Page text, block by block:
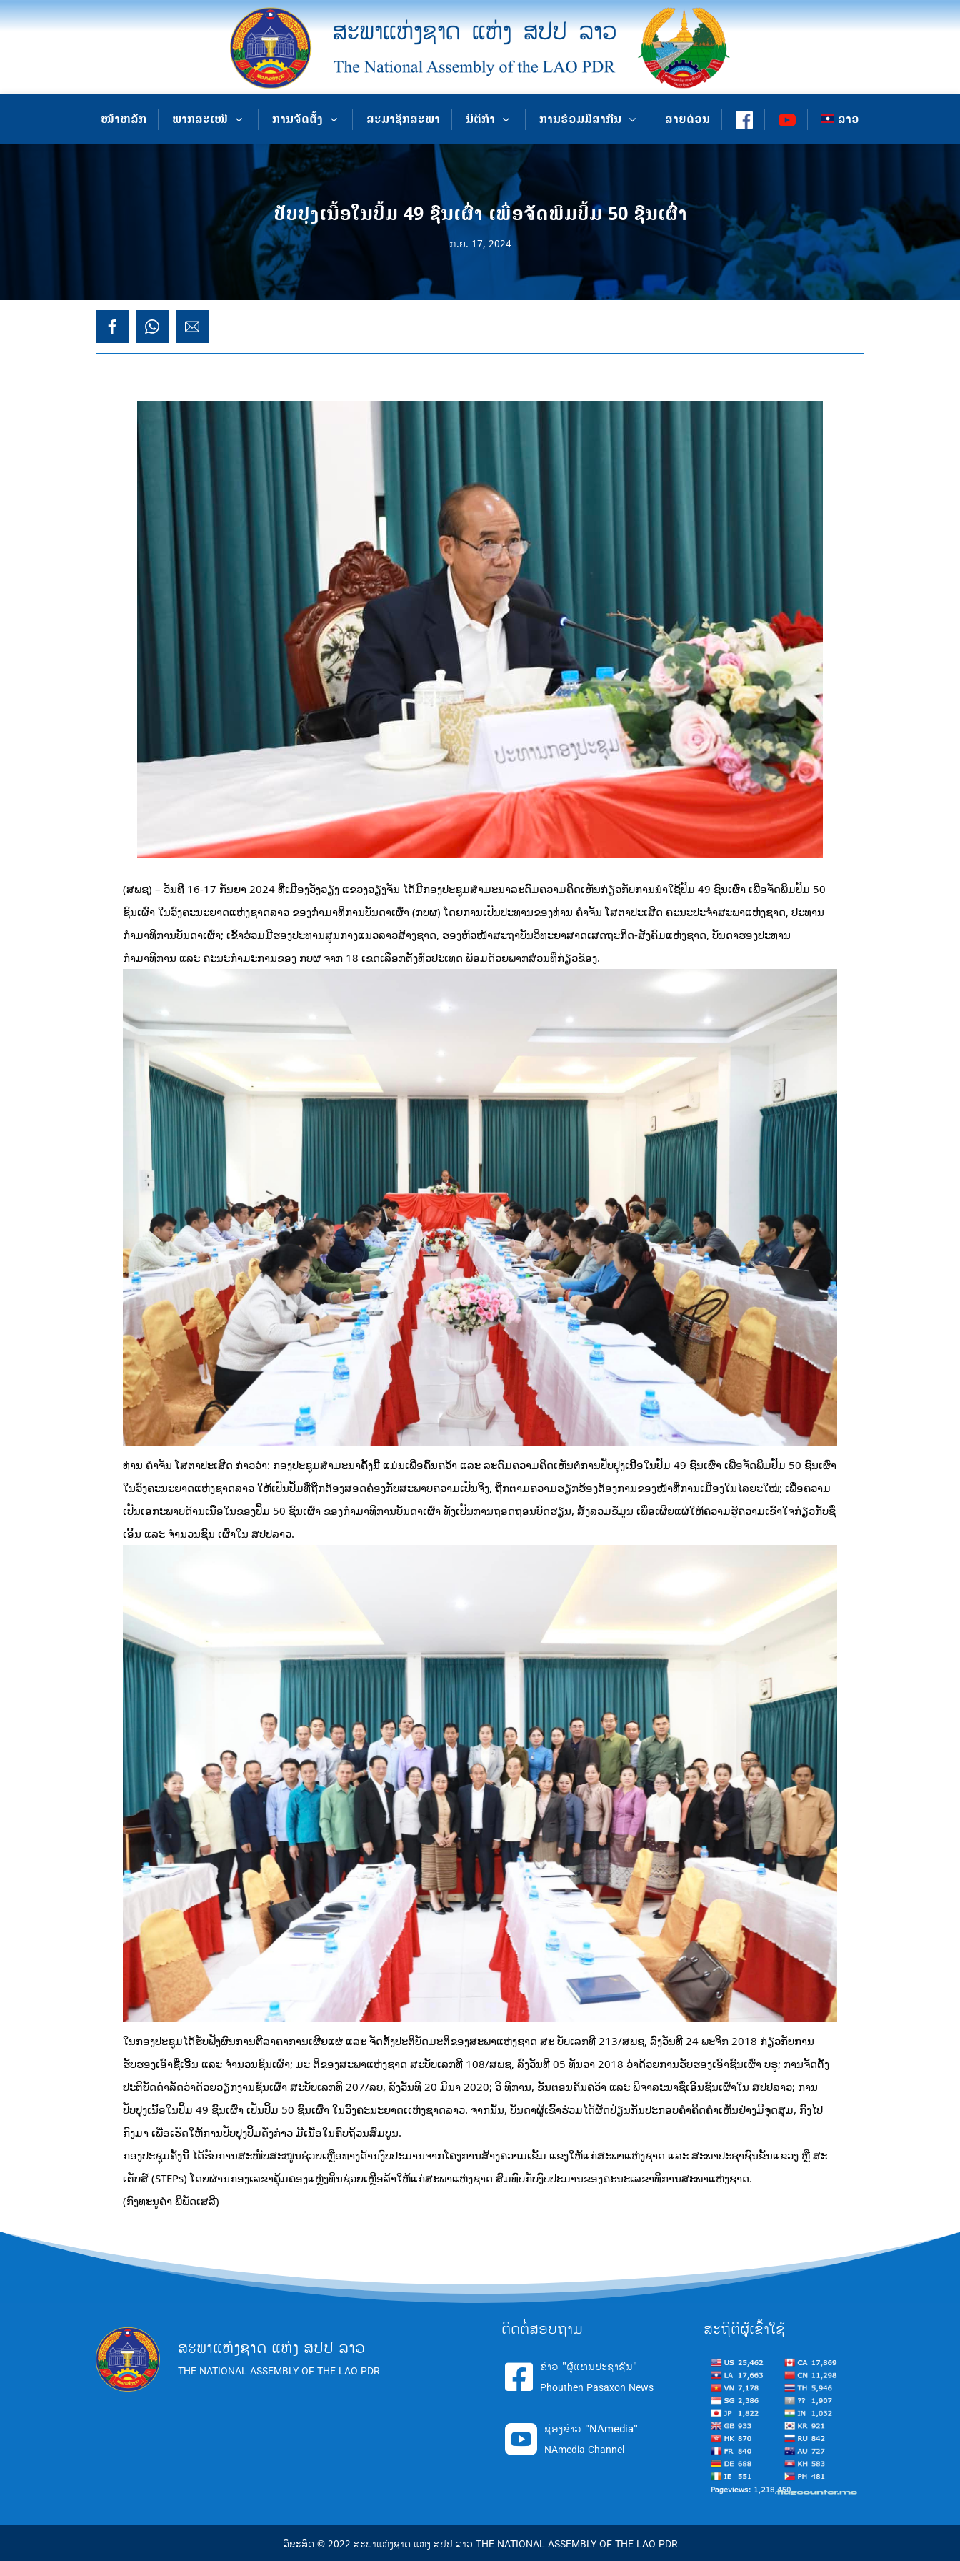
ໜ້າຫລັກ ພາກສະເໜີ ການຈັດຕັ້ງ ສະມາຊິກສະພາ ນິຕິກຳ ການຮ່ວມມືສາກົນ ສາຍດ່ວນ ລາວ
ປັບປຸງເນື້ອໃນປຶ້ມ 49 ຊົນເຜົ່າ ເພື່ອຈັດພິມປຶ້ມ 50 ຊົນເຜົ່າ
ກ.ຍ. 17, 2024
(ສພຊ) – ວັນທີ 16-17 ກັນຍາ 2024 ທີ່ເມືອງວັງວຽງ ແຂວງວຽງຈັນ ໄດ້ມີກອງປະຊຸມສຳມະນາລະດົມຄວາມຄິດເຫັນກ່ຽວກັບການນຳໃຊ້ປຶ້ມ 49 ຊົນເຜົ່າ ເພື່ອຈັດພິມປຶ້ມ 50
ຊົນເຜົ່າ ໃນວົງຄະນະຍາດແຫ່ງຊາດລາວ ຂອງກໍາມາທິການບັນດາເຜົ່າ (ກບຜ) ໂດຍການເປັນປະທານຂອງທ່ານ ຄຳຈັນ ໂສຕາປະເສີດ ຄະນະປະຈຳສະພາແຫ່ງຊາດ, ປະທານ
ກຳມາທິການບັນດາເຜົ່າ; ເຂົ້າຮ່ວມມີຮອງປະທານສູນກາງແນວລາວສ້າງຊາດ, ຮອງຫົວໜ້າສະຖາບັນວິທະຍາສາດເສດຖະກິດ-ສັງຄົມແຫ່ງຊາດ, ບັນດາຮອງປະທານ
ກຳມາທິການ ແລະ ຄະນະກຳມະການຂອງ ກບຜ ຈາກ 18 ເຂດເລືອກຕັ້ງທົ່ວປະເທດ ພ້ອມດ້ວຍພາກສ່ວນທີ່ກ່ຽວຂ້ອງ.
ທ່ານ ຄຳຈັນ ໂສຕາປະເສີດ ກ່າວວ່າ: ກອງປະຊຸມສຳມະນາຄັ້ງນີ້ ແມ່ນເພື່ອຄົ້ນຄວ້າ ແລະ ລະດົມຄວາມຄິດເຫັນຕໍ່ການປັບປຸງເນື້ອໃນປຶ້ມ 49 ຊົນເຜົ່າ ເພື່ອຈັດພິມປຶ້ມ 50 ຊົນເຜົ່າ
ໃນວົງຄະນະຍາດແຫ່ງຊາດລາວ ໃຫ້ເປັນປຶ້ມທີ່ຖືກຕ້ອງສອດຄ່ອງກັບສະພາບຄວາມເປັນຈິງ, ຖືກຕາມຄວາມຮຽກຮ້ອງຕ້ອງການຂອງໜ້າທີ່ການເມືອງໃນໄລຍະໃໝ່; ເພື່ອຄວາມ
ເປັນເອກະພາບດ້ານເນື້ອໃນຂອງປຶ້ມ 50 ຊົນເຜົ່າ ຂອງກຳມາທິການບັນດາເຜົ່າ ທັງເປັນການຖອດຖອນບົດຮຽນ, ສັງລວມຂໍ້ມູນ ເພື່ອເຜີຍແຜ່ໃຫ້ຄວາມຮູ້ຄວາມເຂົ້າໃຈກ່ຽວກັບຊື່
ເອີ້ນ ແລະ ຈໍານວນຊົນ ເຜົ່າໃນ ສປປລາວ.
ໃນກອງປະຊຸມໄດ້ຮັບຟັງຜົນການຕີລາຄາການເຜີຍແຜ່ ແລະ ຈັດຕັ້ງປະຕິບັດມະຕິຂອງສະພາແຫ່ງຊາດ ສະ ບັບເລກທີ 213/ສພຊ, ລົງວັນທີ 24 ພະຈິກ 2018 ກ່ຽວກັບການ
ຮັບຮອງເອົາຊື່ເອີ້ນ ແລະ ຈຳນວນຊົນເຜົ່າ; ມະ ຕິຂອງສະພາແຫ່ງຊາດ ສະບັບເລກທີ 108/ສພຊ, ລົງວັນທີ 05 ທັນວາ 2018 ວ່າດ້ວຍການຮັບຮອງເອົາຊົນເຜົ່າ ບຣູ; ການຈັດຕັ້ງ
ປະຕິບັດດຳລັດວ່າດ້ວຍວຽກງານຊົນເຜົ່າ ສະບັບເລກທີ 207/ລບ, ລົງວັນທີ 20 ມີນາ 2020; ວິ ທີການ, ຂັ້ນຕອນຄົ້ນຄວ້າ ແລະ ພິຈາລະນາຊື່ເອີ້ນຊົນເຜົ່າໃນ ສປປລາວ; ການ
ປັບປຸງເນື້ອໃນປຶ້ມ 49 ຊົນເຜົ່າ ເປັນປຶ້ມ 50 ຊົນເຜົ່າ ໃນວົງຄະນະຍາດເເຫ່ງຊາດລາວ. ຈາກນັ້ນ, ບັນດາຜູ້ເຂົ້າຮ່ວມໄດ້ຜັດປ່ຽນກັນປະກອບຄຳຄິດຄຳເຫັນຢ່າງມີຈຸດສຸມ, ກົງໄປ
ກົງມາ ເພື່ອເຮັດໃຫ້ການປັບປຸງປຶ້ມດັ່ງກ່າວ ມີເນື້ອໃນຄົບຖ້ວນສົມບູນ.
ກອງປະຊຸມຄັ້ງນີ້ ໄດ້ຮັບການສະໜັບສະໜູນຊ່ວຍເຫຼືອທາງດ້ານງົບປະມານຈາກໂຄງການສ້າງຄວາມເຂັ້ມ ແຂງໃຫ້ແກ່ສະພາແຫ່ງຊາດ ແລະ ສະພາປະຊາຊົນຂັ້ນແຂວງ ຫຼື ສະ
ເຕັບສ໌ (STEPs) ໂດຍຜ່ານກອງເລຂາຄຸ້ມຄອງແຫຼ່ງທຶນຊ່ວຍເຫຼືອລ້າໃຫ້ແກ່ສະພາແຫ່ງຊາດ ສົມທົບກັບງົບປະມານຂອງຄະນະ​ເລຂາທິການ​ສະພາ​ແຫ່ງ​ຊາດ.
(ກົງທະນູຄໍາ ພິພັດເສລີ)
ສະພາແຫ່ງຊາດ ແຫ່ງ ສປປ ລາວ
THE NATIONAL ASSEMBLY OF THE LAO PDR
ຕິດຕໍ່ສອບຖາມ
 ຂ່າວ "ຜູ້ແທນປະຊາຊົນ"
Phouthen Pasaxon News
 ຊ່ອງຂ່າວ "NAmedia"
NAmedia Channel
ສະຖິຕິຜູ້ເຂົ້າໃຊ້
ລິຂະສິດ © 2022 ສະພາແຫ່ງຊາດ ແຫ່ງ ສປປ ລາວ THE NATIONAL ASSEMBLY OF THE LAO PDR